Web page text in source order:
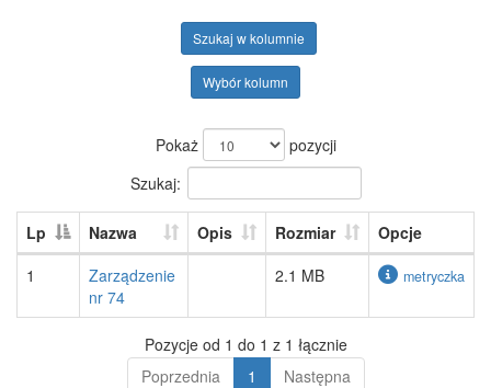
Szukaj w kolumnie
Wybór kolumn
Pokaż
pozycji
Szukaj:
Lp Nazwa Opis Rozmiar
Opcje
1
Zarządzenie
nr 74
2.1 MB metryczka
Pozycje od 1 do 1 z 1 łącznie
Poprzednia
1 Następna